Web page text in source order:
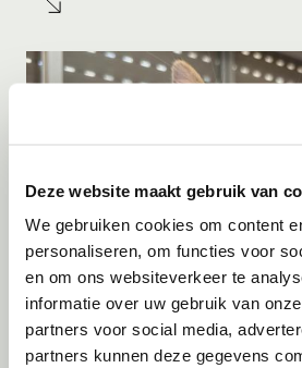
Deze website maakt gebruik van
We gebruiken cookies om content
personaliseren, om functies voor
en om ons websiteverkeer te
informatie over uw gebruik van
partners voor social media,
partners kunnen deze gegevens
Adoptie06-08-2026